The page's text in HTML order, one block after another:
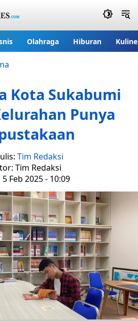
Olahraga Hiburan
Kota Sukabumi
Punya
Tim Redaksi
Tim Redaksi
5 Feb 2025 - 10:09